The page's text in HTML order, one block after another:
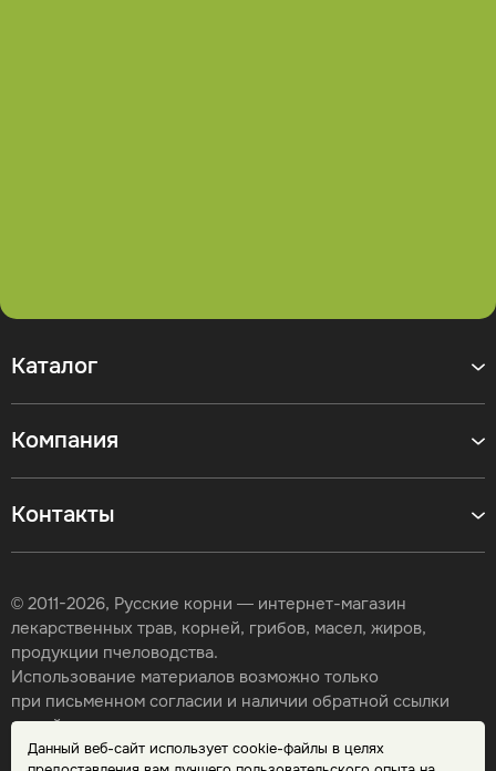
Данный веб-сайт использует cookie-файлы в целях
Контакты
Каталог
Компания
© 2011-2026, Русские корни — интернет-магазин
лекарственных трав, корней, грибов, масел, жиров,
продукции пчеловодства.
Использование материалов возможно только
при письменном согласии и наличии обратной ссылки
на сайт.